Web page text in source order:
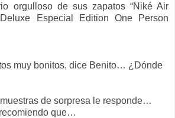
orgulloso de sus zapatos “Niké Air
Especial Edition One Person
muy bonitos, dice Benito… ¿Dónde
de sorpresa le responde…
que…